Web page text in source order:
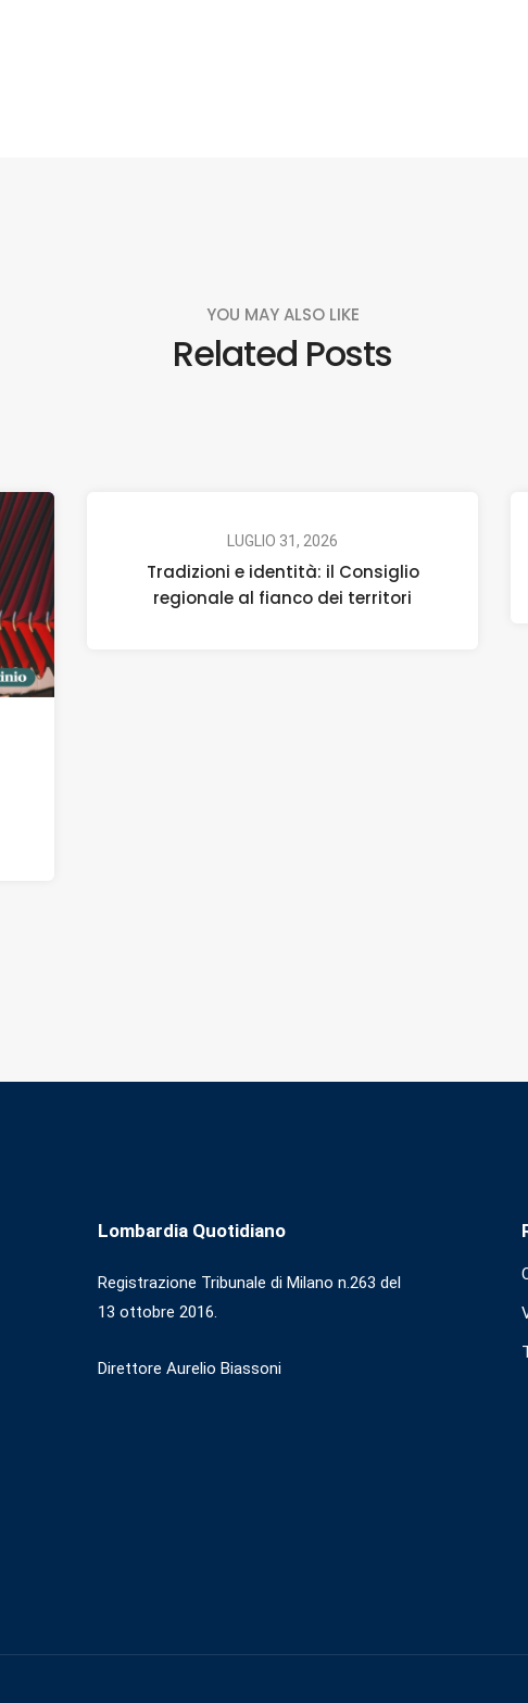
YOU MAY ALSO LIKE
Related Posts
LUGLIO 31, 2026
Tradizioni e identità: il Consiglio
regionale al fianco dei territori
Lombardia Quotidiano
Registrazione Tribunale di Milano n.263 del
13 ottobre 2016.
Direttore Aurelio Biassoni